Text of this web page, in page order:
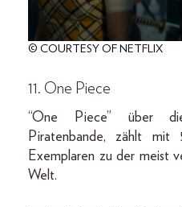
© COURTESY OF NETFLIX
11. One Piece
“One Piece” über
Piratenbande, zählt mit
Exemplaren zu der meist
Welt.